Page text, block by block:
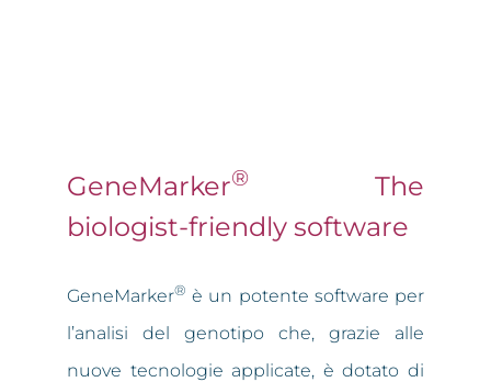
GeneMarker®
The
biologist-friendly software
GeneMarker® è un potente software per
l’analisi del genotipo che, grazie alle
nuove tecnologie applicate, è dotato di